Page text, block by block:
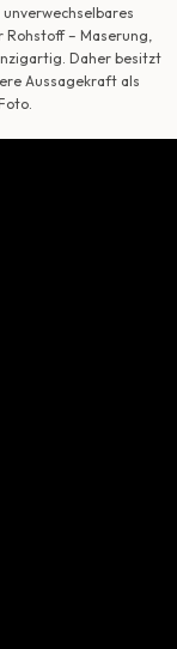
– Maserung,
Daher besitzt
Aussagekraft als